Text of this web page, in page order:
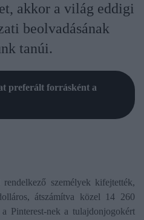
akkor a világ eddigi
beolvadásának
tanúi.
preferált forrásként a
személyek kifejtették,
átszámítva közel 14 260
Pinterest-nek a tulajdonjogokért